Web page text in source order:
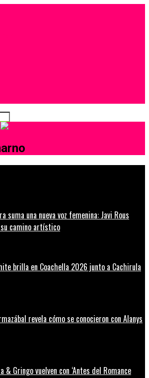
suma una nueva voz femenina: Javi Rous
camino artístico
brilla en Coachella 2026 junto a Cachirula
revela cómo se conocieron con Alanys
& Gringo vuelven con ‘Antes del Romance